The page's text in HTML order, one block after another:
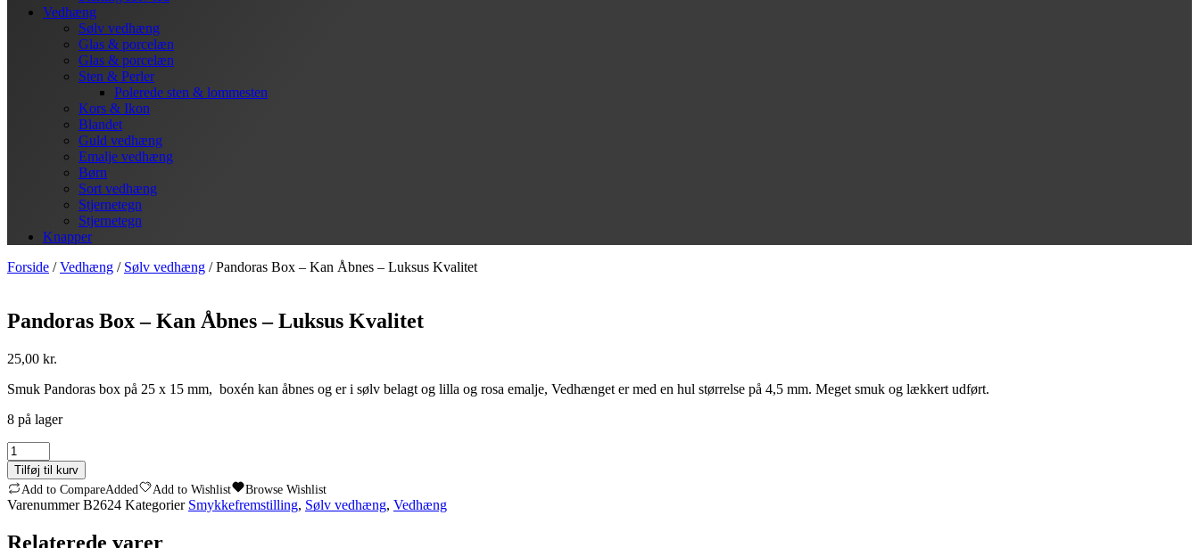
Vedhæng
Sølv vedhæng
Glas & porcelæn
Glas & porcelæn
Sten & Perler
Polerede sten & lommesten
Kors & Ikon
Blandet
Guld vedhæng
Emalje vedhæng
Børn
Sort vedhæng
Stjernetegn
Stjernetegn
Knapper
Forside /Vedhæng / Sølv vedhæng / Pandoras Box – Kan Åbnes – Luksus Kvalitet
Pandoras Box – Kan Åbnes – Luksus Kvalitet
25,00 kr.
Smuk Pandoras box på 25 x 15 mm, boxén kan åbnes og er i sølv belagt og lilla og rosa emalje, Vedhænget er med en hul størrelse på 4,5 mm. Meget smuk og lækkert udført.
8 på lager
Pandoras
Box
-
Kan
Åbnes
Luksus
Tilføj til kurv
Add to CompareAdded Add to Wishlist Browse Wishlist
VarenummerB2624 Kategorier Smykkefremstilling, Sølv vedhæng, Vedhæng
Relaterede varer